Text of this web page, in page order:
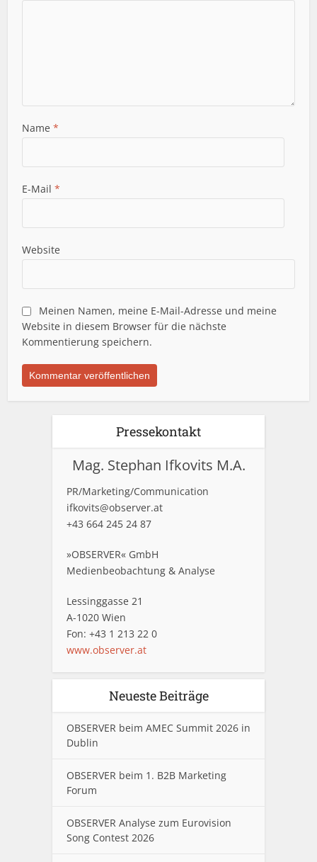
Name*
E-Mail*
Website
Meinen Namen, meine E-Mail-Adresse und meine
Website in diesem Browser für die nächste
Kommentierung speichern.
Pressekontakt
Mag. Stephan Ifkovits M.A.
PR/Marketing/Communication
ifkovits@observer.at
+43 664 245 24 87
»OBSERVER« GmbH
Medienbeobachtung & Analyse
Lessinggasse 21
A-1020 Wien
Fon: +43 1 213 22 0
www.observer.at
Neueste Beiträge
OBSERVER beim AMEC Summit 2026 in
Dublin
OBSERVER beim 1. B2B Marketing
Forum
OBSERVER Analyse zum Eurovision
Song Contest 2026